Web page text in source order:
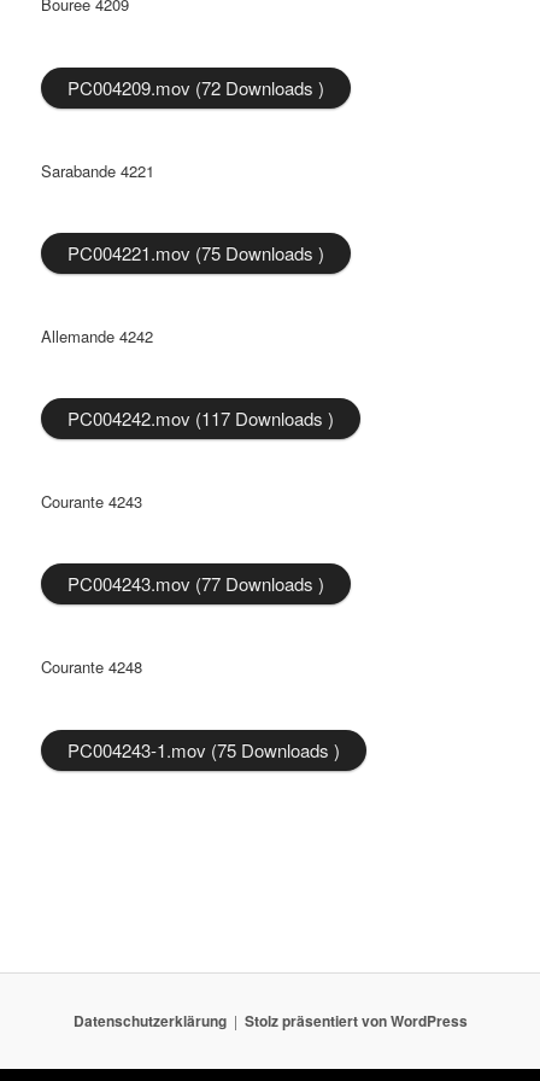
Bouree 4209
PC004209.mov (72 Downloads )
Sarabande 4221
PC004221.mov (75 Downloads )
Allemande 4242
PC004242.mov (117 Downloads )
Courante 4243
PC004243.mov (77 Downloads )
Courante 4248
PC004243-1.mov (75 Downloads )
Datenschutzerklärung Stolz präsentiert von WordPress